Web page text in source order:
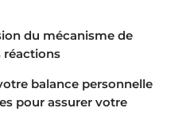
du mécanisme de
réactions
balance personnelle
pour assurer votre